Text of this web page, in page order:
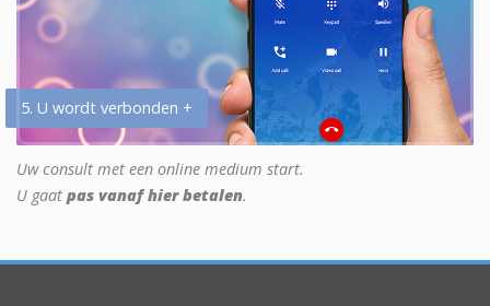
5. U wordt verbonden +
Uw consult met een online medium start.
U gaat pas vanaf hier betalen.